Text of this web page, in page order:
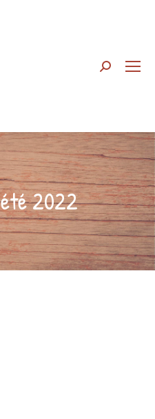
Search:
2022